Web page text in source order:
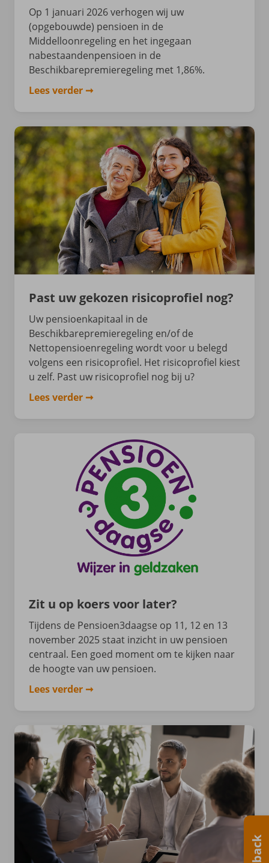
Op 1 januari 2026 verhogen wij uw
(opgebouwde) pensioen in de
Middelloonregeling en het ingegaan
nabestaandenpensioen in de
Beschikbarepremieregeling met 1,86%.
Lees verder
Past uw gekozen risicoprofiel nog?
Uw pensioenkapitaal in de
Beschikbarepremieregeling en/of de
Nettopensioenregeling wordt voor u belegd
volgens een risicoprofiel. Het risicoprofiel kiest
u zelf. Past uw risicoprofiel nog bij u?
Lees verder
Zit u op koers voor later?
Tijdens de Pensioen3daagse op 11, 12 en 13
november 2025 staat inzicht in uw pensioen
centraal. Een goed moment om te kijken naar
de hoogte van uw pensioen.
Lees verder